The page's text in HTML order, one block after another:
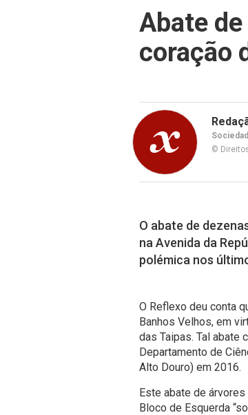
Abate
coração
©
O abate de
na Avenida da
polémica nos
O Reflexo deu conta
Banhos Velhos, em
das Taipas. Tal abate
Departamento de
Alto Douro) em 2016.
Este abate de
Bloco de Esquerda